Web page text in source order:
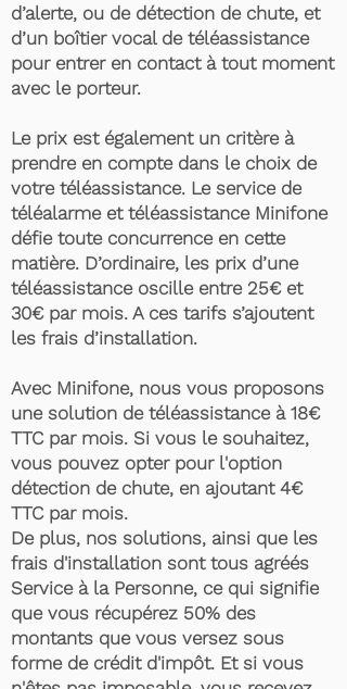
d’alerte, ou de détection de chute, et
d’un boîtier vocal de téléassistance
pour entrer en contact à tout moment
avec le porteur.
Le prix est également un critère à
prendre en compte dans le choix de
votre téléassistance. Le service de
téléalarme et téléassistance Minifone
défie toute concurrence en cette
matière. D’ordinaire, les prix d’une
téléassistance oscille entre 25€ et
30€ par mois. A ces tarifs s’ajoutent
les frais d’installation.
Avec Minifone, nous vous proposons
une solution de téléassistance à 18€
TTC par mois. Si vous le souhaitez,
vous pouvez opter pour l'option
détection de chute, en ajoutant 4€
TTC par mois.
De plus, nos solutions, ainsi que les
frais d'installation sont tous agréés
Service à la Personne, ce qui signifie
que vous récupérez 50% des
montants que vous versez sous
forme de crédit d'impôt. Et si vous